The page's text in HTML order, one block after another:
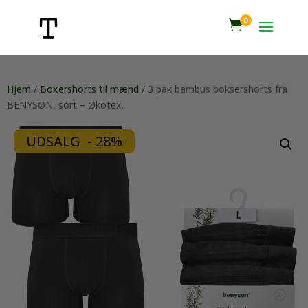
0
Hjem / Boxershorts til mænd / 3 pak bambus boksershorts fra
BENYSØN, sort – Økotex.
UDSALG - 28%